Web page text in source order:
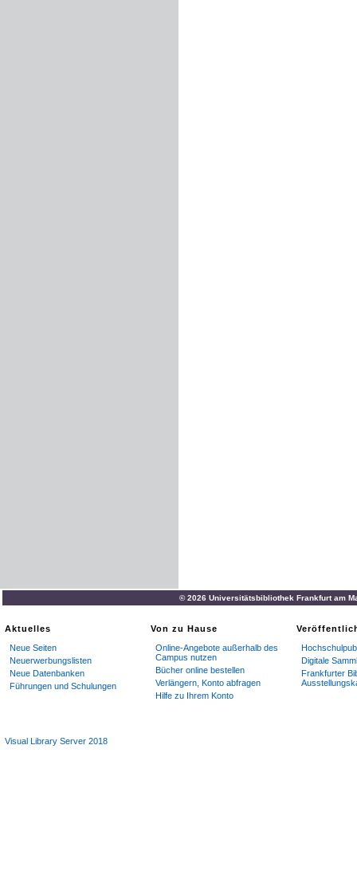
© 2026 Universitätsbibliothek Frankfurt am
Aktuelles
Neue Seiten
Neuerwerbungslisten
Neue Datenbanken
Führungen und Schulungen
Von zu Hause
Online-Angebote außerhalb des
Campus nutzen
Bücher online bestellen
Verlängern, Konto abfragen
Hilfe zu Ihrem Konto
Digitale
Frankfurter
Visual Library Server 2018